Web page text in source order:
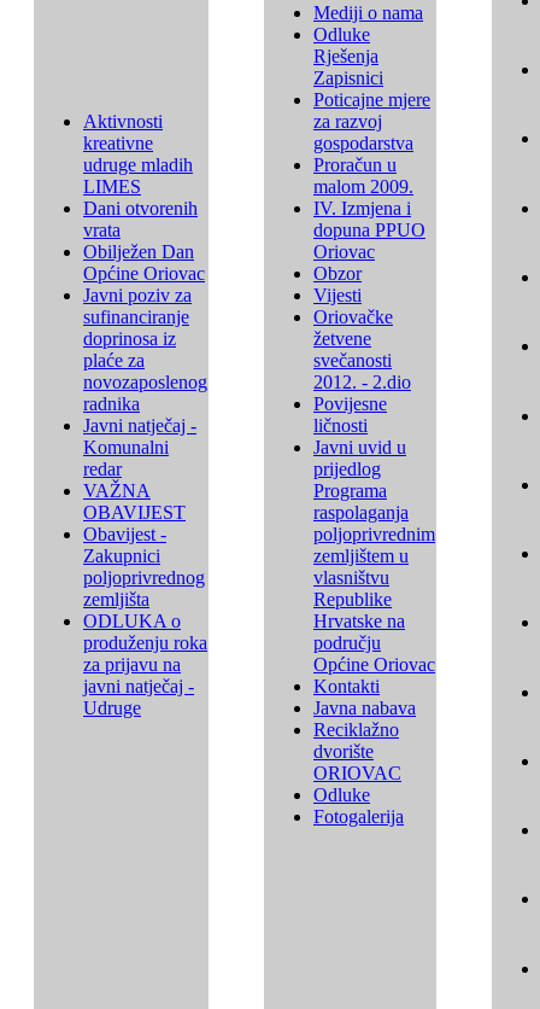
Aktivnosti
kreativne
udruge mladih
LIMES
Dani otvorenih
vrata
Obilježen Dan
Općine Oriovac
Javni poziv za
sufinanciranje
doprinosa iz
plaće za
novozaposlenog
radnika
Javni natječaj -
Komunalni
redar
VAŽNA
OBAVIJEST
Obavijest -
Zakupnici
poljoprivrednog
zemljišta
ODLUKA o
produženju roka
za prijavu na
javni natječaj -
Udruge
Mediji o nama
Odluke
Rješenja
Zapisnici
Poticajne mjere
za razvoj
gospodarstva
Proračun u
malom 2009.
IV. Izmjena i
dopuna PPUO
Oriovac
Obzor
Vijesti
Oriovačke
žetvene
svečanosti
2012. - 2.dio
Povijesne
ličnosti
Javni uvid u
prijedlog
Programa
raspolaganja
poljoprivrednim
zemljištem u
vlasništvu
Republike
Hrvatske na
području
Općine Oriovac
Kontakti
Javna nabava
Reciklažno
dvorište
ORIOVAC
Odluke
Fotogalerija